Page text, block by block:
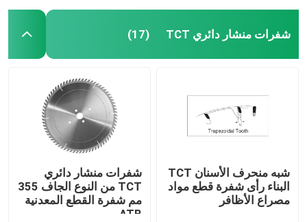
شفرات منشار دائري TCT (17)
شبه منحرف الأسنان TCT
البناء رأى شفرة قطع مواد
مصراع الأظافر
شفرات منشار دائري
TCT من النوع الجاف 355
مم شفرة القطع المعدنية
ATB